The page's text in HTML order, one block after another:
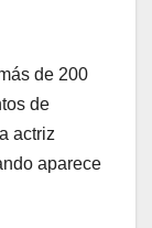
de 200
de
actriz
aparece